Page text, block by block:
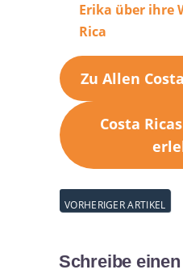
Erika über ihre
Rica
Zu Allen
Costa
Schreibe